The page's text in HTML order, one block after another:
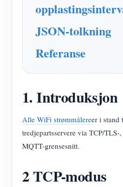
JSON-tolkning
Referanse
1. Introduksjon
Alle WiFi strømmålereer i stand
tredjepartsservere via TCP/TLS-
MQTT-grensesnitt.
2 TCP-modus